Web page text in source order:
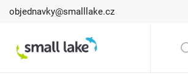
objednavky@smalllake.cz